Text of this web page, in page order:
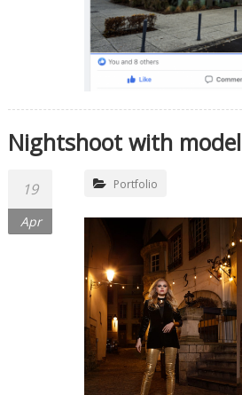
Nightshoot with model
19
Apr
Portfolio